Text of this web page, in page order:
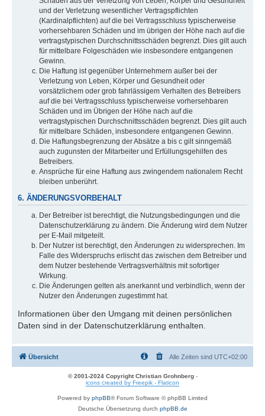
und der Verletzung wesentlicher Vertragspflichten
(Kardinalpflichten) auf die bei Vertragsschluss typischerweise
vorhersehbaren Schäden und im übrigen der Höhe nach auf die
vertragstypischen Durchschnittsschäden begrenzt. Dies gilt auch
für mittelbare Folgeschäden wie insbesondere entgangenen
Gewinn.
Die Haftung ist gegenüber Unternehmern außer bei der
Verletzung von Leben, Körper und Gesundheit oder
vorsätzlichem oder grob fahrlässigem Verhalten des Betreibers
auf die bei Vertragsschluss typischerweise vorhersehbaren
Schäden und im Übrigen der Höhe nach auf die
vertragstypischen Durchschnittsschäden begrenzt. Dies gilt auch
für mittelbare Schäden, insbesondere entgangenen Gewinn.
Die Haftungsbegrenzung der Absätze a bis c gilt sinngemäß
auch zugunsten der Mitarbeiter und Erfüllungsgehilfen des
Betreibers.
Ansprüche für eine Haftung aus zwingendem nationalem Recht
bleiben unberührt.
6. ÄNDERUNGSVORBEHALT
Der Betreiber ist berechtigt, die Nutzungsbedingungen und die
Datenschutzerklärung zu ändern. Die Änderung wird dem Nutzer
per E-Mail mitgeteilt.
Der Nutzer ist berechtigt, den Änderungen zu widersprechen. Im
Falle des Widerspruchs erlischt das zwischen dem Betreiber und
dem Nutzer bestehende Vertragsverhältnis mit sofortiger
Wirkung.
Die Änderungen gelten als anerkannt und verbindlich, wenn der
Nutzer den Änderungen zugestimmt hat.
Informationen über den Umgang mit deinen persönlichen
Daten sind in der Datenschutzerklärung enthalten.
Übersicht Alle Zeiten sind UTC+02:00
© 2001-2024 Copyright Christian Grohnberg-
icons created by Freepik - Flaticon
Powered by phpBB® Forum Software © phpBB Limited
Deutsche Übersetzung durch phpBB.de